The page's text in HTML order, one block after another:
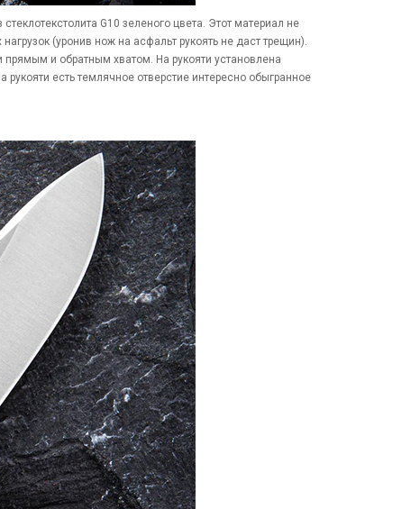
G10 зеленого цвета. Этот материал не
(уронив нож на асфальт рукоять не даст трещин).
и обратным хватом. На рукояти установлена
есть темлячное отверстие интересно обыгранное